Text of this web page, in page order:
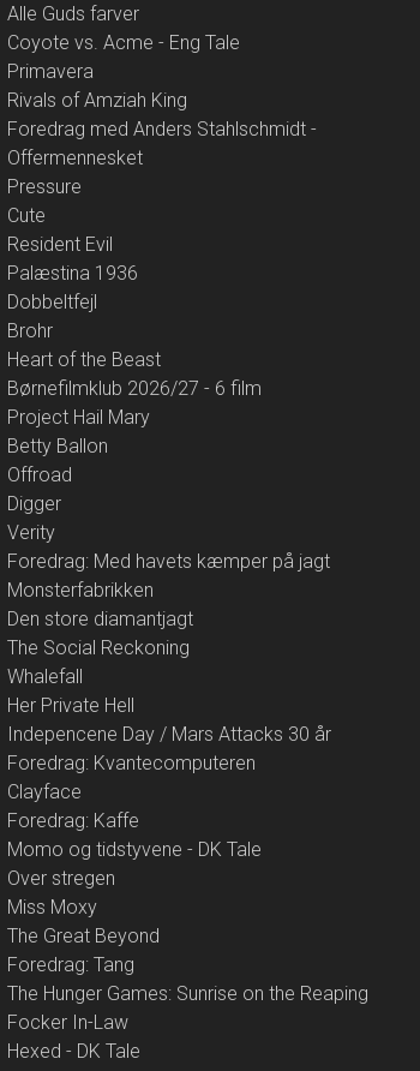
Alle Guds farver
Coyote vs. Acme - Eng Tale
Primavera
Rivals of Amziah King
Foredrag med Anders Stahlschmidt -
Offermennesket
Pressure
Cute
Resident Evil
Palæstina 1936
Dobbeltfejl
Brohr
Heart of the Beast
Børnefilmklub 2026/27 - 6 film
Project Hail Mary
Betty Ballon
Offroad
Digger
Verity
Foredrag: Med havets kæmper på jagt
Monsterfabrikken
Den store diamantjagt
The Social Reckoning
Whalefall
Her Private Hell
Indepencene Day / Mars Attacks 30 år
Foredrag: Kvantecomputeren
Clayface
Foredrag: Kaffe
Momo og tidstyvene - DK Tale
Over stregen
Miss Moxy
The Great Beyond
Foredrag: Tang
The Hunger Games: Sunrise on the Reaping
Focker In-Law
Hexed - DK Tale